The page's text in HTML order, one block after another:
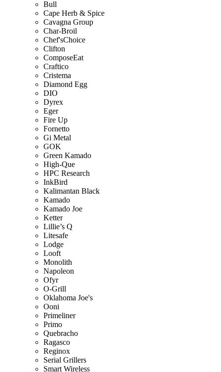
Bull
Cape Herb & Spice
Cavagna Group
Char-Broil
Chef'sChoice
Clifton
ComposeEat
Craftico
Cristema
Diamond Egg
DIO
Dyrex
Eger
Fire Up
Fornetto
Gi Metal
GOK
Green Kamado
High-Que
HPC Research
InkBird
Kalimantan Black
Kamado
Kamado Joe
Ketter
Lillie’s Q
Litesafe
Lodge
Looft
Monolith
Napoleon
Ofyr
O-Grill
Oklahoma Joe's
Ooni
Primeliner
Primo
Quebracho
Ragasco
Reginox
Serial Grillers
Smart Wireless